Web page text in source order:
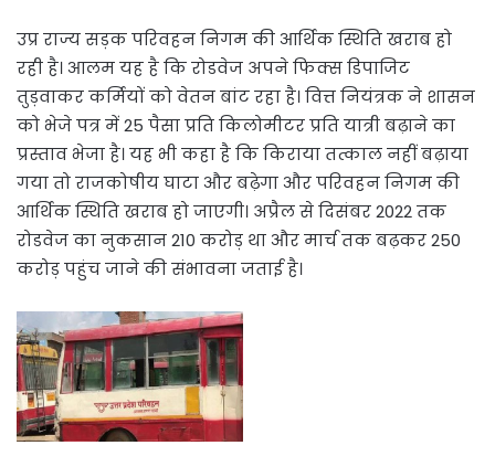
उप्र राज्य सड़क परिवहन निगम की आर्थिक स्थिति खराब हो
रही है। आलम यह है कि रोडवेज अपने फिक्स डिपाजिट
तुड़वाकर कर्मियों को वेतन बांट रहा है। वित्त नियंत्रक ने शासन
को भेजे पत्र में 25 पैसा प्रति किलोमीटर प्रति यात्री बढ़ाने का
प्रस्ताव भेजा है। यह भी कहा है कि किराया तत्काल नहीं बढ़ाया
गया तो राजकोषीय घाटा और बढ़ेगा और परिवहन निगम की
आर्थिक स्थिति खराब हो जाएगी। अप्रैल से दिसंबर 2022 तक
रोडवेज का नुकसान 210 करोड़ था और मार्च तक बढ़कर 250
करोड़ पहुंच जाने की संभावना जताई है।